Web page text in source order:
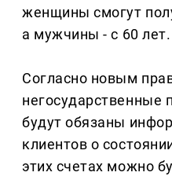
женщины смогут
а мужчины - с 60 лет.
Согласно новым
негосударственные
будут обязаны
клиентов о
этих счетах можно